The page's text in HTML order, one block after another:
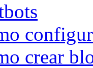
crear